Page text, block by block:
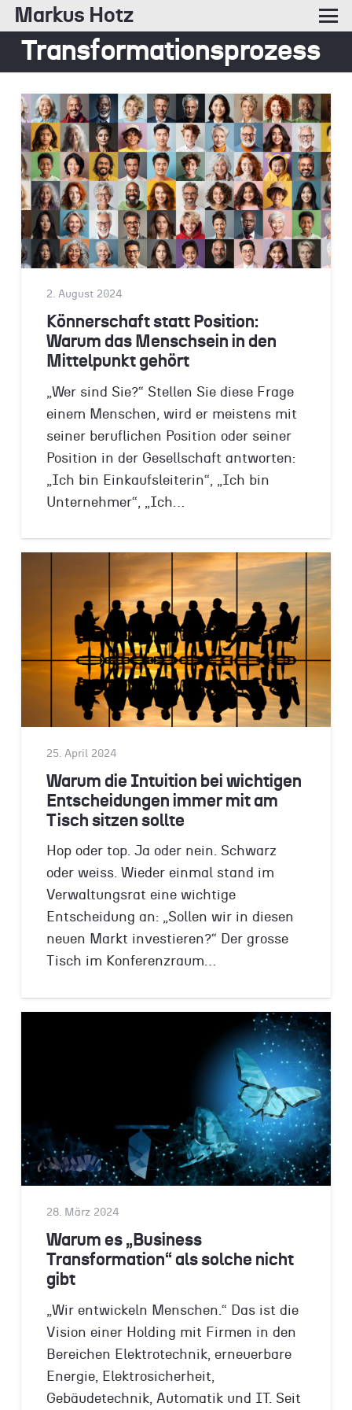
Markus Hotz
Transformationsprozess
2. August 2024
Könnerschaft statt Position:
Warum das Menschsein in den
Mittelpunkt gehört
„Wer sind Sie?“ Stellen Sie diese Frage
einem Menschen, wird er meistens mit
seiner beruflichen Position oder seiner
Position in der Gesellschaft antworten:
„Ich bin Einkaufsleiterin“, „Ich bin
Unternehmer“, „Ich…
25. April 2024
Warum die Intuition bei wichtigen
Entscheidungen immer mit am
Tisch sitzen sollte
Hop oder top. Ja oder nein. Schwarz
oder weiss. Wieder einmal stand im
Verwaltungsrat eine wichtige
Entscheidung an: „Sollen wir in diesen
neuen Markt investieren?“ Der grosse
Tisch im Konferenzraum…
28. März 2024
Warum es „Business
Transformation“ als solche nicht
gibt
„Wir entwickeln Menschen.“ Das ist die
Vision einer Holding mit Firmen in den
Bereichen Elektrotechnik, erneuerbare
Energie, Elektrosicherheit,
Gebäudetechnik, Automatik und IT. Seit